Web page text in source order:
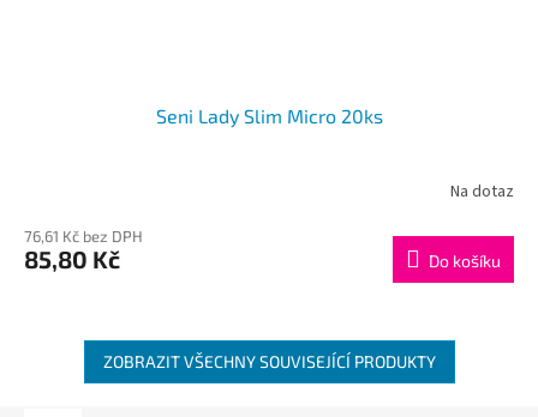
Seni Lady Slim Micro 20ks
Na dotaz
76,61 Kč bez DPH
85,80 Kč Do košíku
ZOBRAZIT VŠECHNY SOUVISEJÍCÍ PRODUKTY